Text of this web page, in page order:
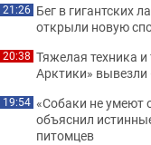
21:26 Бег в гигантских
открыли новую
20:38 Тяжелая техника
Арктики»
19:54 «Собаки не умеют
объяснил
питомцев